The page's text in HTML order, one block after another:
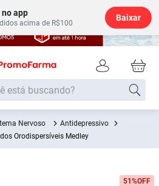
app
acima de R$100
Baixar
Nervoso
Antidepressivo
Orodispersíveis Medley
51%OFF